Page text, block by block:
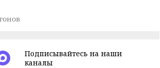
Подписывайтесь на наши
каналы